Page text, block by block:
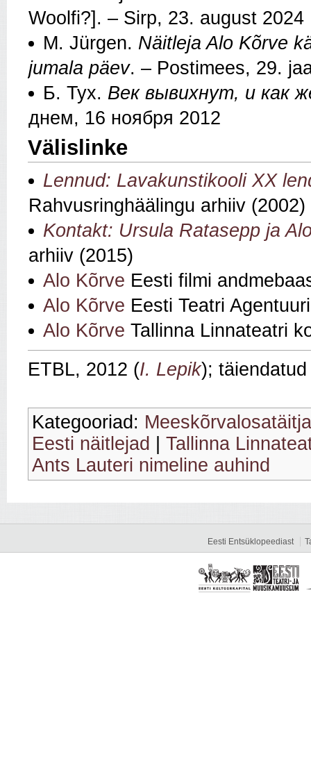
Woolfi?]. – Sirp, 23. august 2024
M. Jürgen. Näitleja Alo Kõrve
jumala päev. – Postimees, 29.
Б. Тух. Век вывихнут, и как
днем, 16 ноября 2012
Välislinke
Lennud: Lavakunstikooli XX
Rahvusringhäälingu arhiiv (2002)
Kontakt: Ursula Ratasepp ja
arhiiv (2015)
Alo Kõrve Eesti filmi
Alo Kõrve Eesti Teatri
Alo Kõrve Tallinna Linnateatri
ETBL, 2012 (I. Lepik);
Kategooriad:
Eesti näitlejad
Tallinna
Ants Lauteri nimeline auhind
Eesti Entsüklopeediast